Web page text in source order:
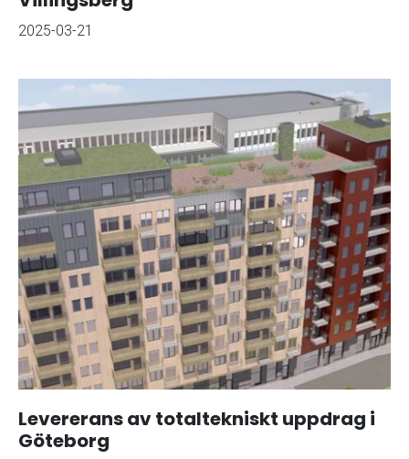
2025-03-21
Levererans av totaltekniskt uppdrag i
Göteborg